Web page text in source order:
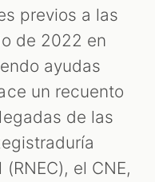
previos a las
de 2022 en
ayudas
un recuento
de las
el CNE,